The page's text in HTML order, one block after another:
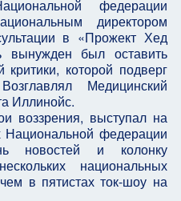
федерации
директором
в «Прожект Хед
вынужден был оставить
критики, которой подверг
Медицинский
Иллинойс.
воззрения, выступал на
Национальной федерации
новостей и колонку
национальных
в пятистах ток-шоу на